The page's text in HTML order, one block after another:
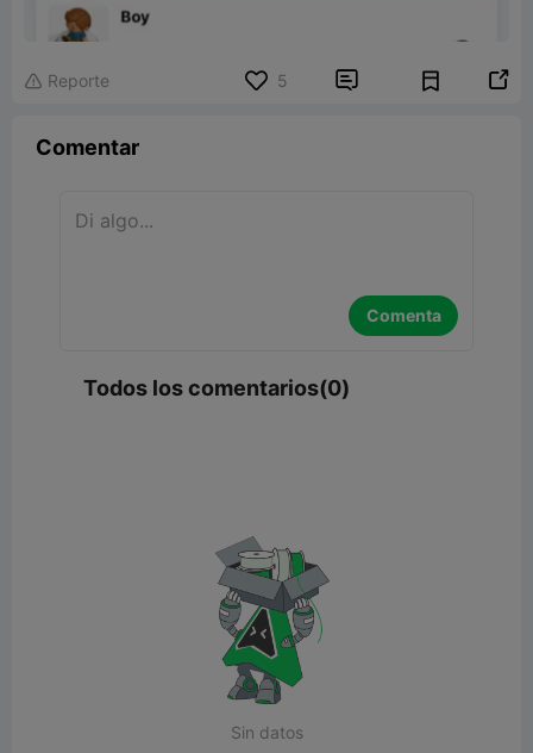
 Reporte 5  
Comentar
Comenta
Todos los comentarios(0)
Sin datos